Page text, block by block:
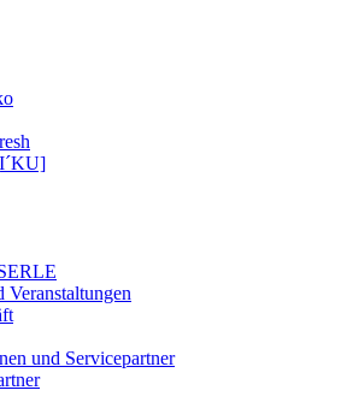
Veranstaltungen
und Servicepartner